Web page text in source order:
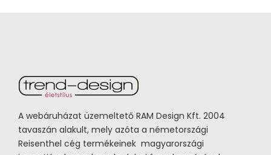
A webáruházat üzemeltető RAM Design Kft. 2004
tavaszán alakult, mely azóta a németországi
Reisenthel cég termékeinek magyarországi